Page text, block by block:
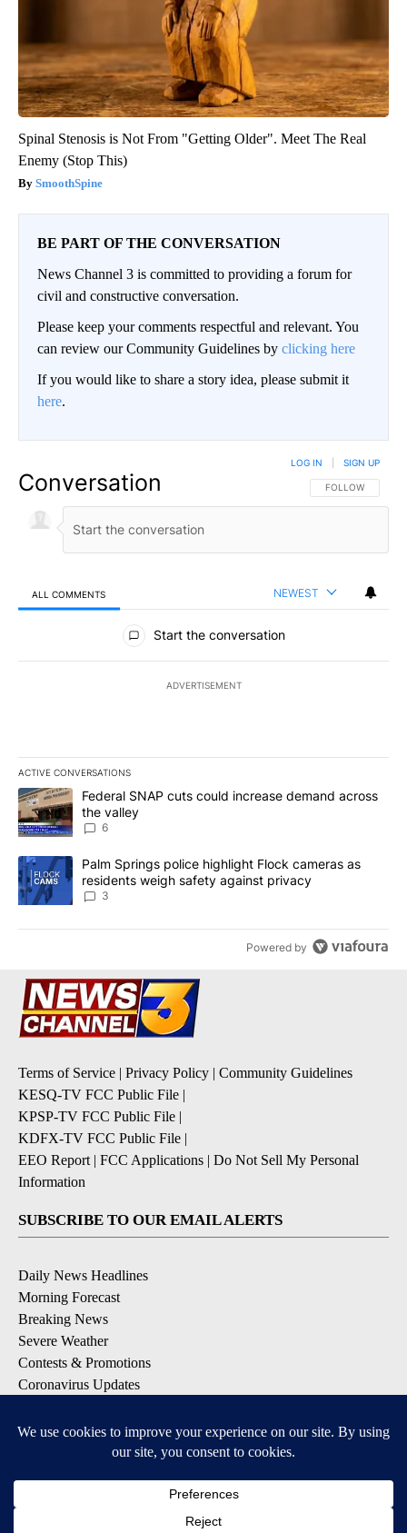
Spinal Stenosis is Not From "Getting Older". Meet The Real
Enemy (Stop This)
SmoothSpine
BE PART OF THE CONVERSATION
News Channel 3 is committed to providing a forum for
civil and constructive conversation.
Please keep your comments respectful and relevant. You
can review our Community Guidelines by clicking here
If you would like to share a story idea, please submit it
here.
Conversation FOLLOW THIS
FOLLOW
LOG IN SIGN UP
ALL COMMENTS NEWEST
All Comments
Start the conversation
ADVERTISEMENT
ACTIVE CONVERSATIONS
The following is a list of the most commented articles in the last
A trending article titled "Federal SNAP cuts could increase
Federal SNAP cuts could increase demand across
the valley
6
A trending article titled "Palm Springs police highlight Flock
Palm Springs police highlight Flock cameras as
residents weigh safety against privacy
3
Powered by
Terms of Service | Privacy Policy | Community Guidelines
KESQ-TV FCC Public File |
KPSP-TV FCC Public File |
KDFX-TV FCC Public File |
EEO Report | FCC Applications | Do Not Sell My Personal
Information
SUBSCRIBE TO OUR EMAIL ALERTS
Daily News Headlines
Morning Forecast
Breaking News
Severe Weather
Contests & Promotions
Coronavirus Updates
Available for iOS and Android